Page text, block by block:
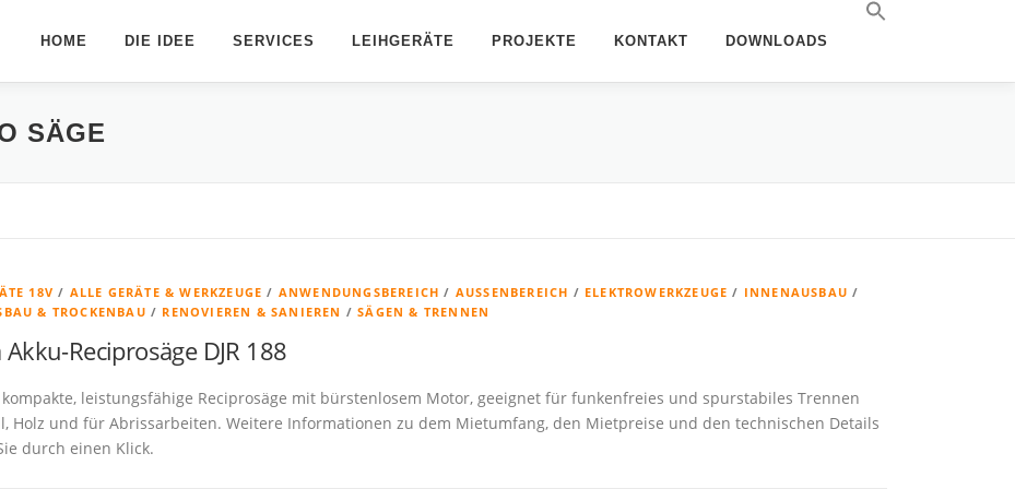
HOME DIE IDEE SERVICES LEIHGERÄTE PROJEKTE KONTAKT DOWNLOADS
SÄGE
18V / ALLE GERÄTE & WERKZEUGE / ANWENDUNGSBEREICH / AUSSENBEREICH / ELEKTROWERKZEUGE / INNENAUSBAU /
& TROCKENBAU / RENOVIEREN & SANIEREN /SÄGEN & TRENNEN
Reciprosäge DJR 188
kompakte, leistungsfähige Reciprosäge mit bürstenlosem Motor, geeignet für funkenfreies und spurstabiles Trennen
Holz und für Abrissarbeiten. Weitere Informationen zu dem Mietumfang, den Mietpreise und den technischen Details
durch einen Klick.